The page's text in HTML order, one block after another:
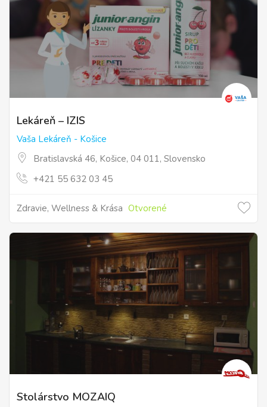
Lekáreň – IZIS
Vaša Lekáreň - Košice
Bratislavská 46, Košice, 04 011, Slovensko
+421 55 632 03 45
Zdravie, Wellness & Krása Otvorené
Stolárstvo MOZAIQ